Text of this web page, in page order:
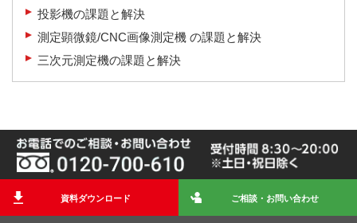
投影機の課題と解決
測定顕微鏡/CNC画像測定機 の課題と解決
三次元測定機の課題と解決
資料ダウンロード ご相談・お問い合わせ